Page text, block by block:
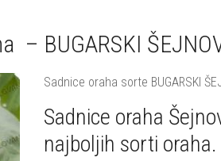
– BUGARSKI
Sadnice oraha sorte BUGARSKI
Sadnice oraha
najboljih sorti oraha.